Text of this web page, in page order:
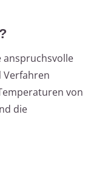
anspruchsvolle
Verfahren
von
die